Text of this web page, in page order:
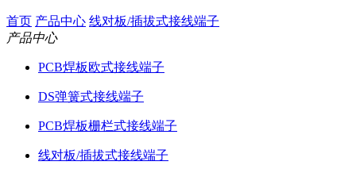
首页 产品中心 线对板/插拔式接线端子
产品中心
PCB焊板欧式接线端子
DS弹簧式接线端子
PCB焊板栅栏式接线端子
线对板/插拔式接线端子